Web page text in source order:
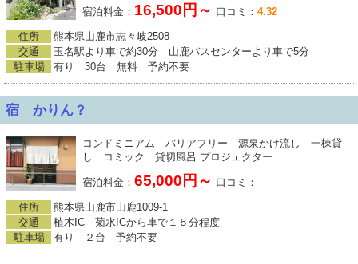
宿泊料金： 16,500円～ 口コミ： 4.32
住所
熊本県山鹿市志々岐2508
交通
玉名駅より車で約30分 山鹿バスセンターより車で5分
駐車場
有り 30台 無料 予約不要
宿 かりん？
コンドミニアム バリアフリー 源泉かけ流し 一棟貸
し コミック 貸切風呂 プロジェクター
宿泊料金： 65,000円～ 口コミ：
住所
熊本県山鹿市山鹿1009-1
交通
植木IC 菊水ICから車で１５分程度
駐車場
有り ２台 予約不要